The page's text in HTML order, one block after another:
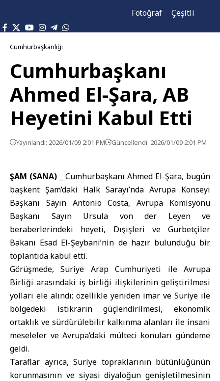
Fotoğraf
Çeşitli
Cumhurbaşkanlığı
Cumhurbaşkanı
Ahmed El-Şara, AB
Heyetini Kabul Etti
Yayınlandı: 2026/01/09 2:01 PM Güncellendi: 2026/01/09 2:01 PM
ŞAM (SANA) _
Cumhurbaşkanı Ahmed El-Şara, bugün
başkent Şam’daki Halk Sarayı’nda Avrupa Konseyi
Başkanı Sayın Antonio Costa, Avrupa Komisyonu
Başkanı Sayın Ursula von der Leyen ve
beraberlerindeki heyeti, Dışişleri ve Gurbetçiler
Bakanı Esad El-Şeybani’nin de hazır bulunduğu bir
toplantıda kabul etti.
Görüşmede, Suriye Arap Cumhuriyeti ile Avrupa
Birliği arasındaki iş birliği ilişkilerinin geliştirilmesi
yolları ele alındı; özellikle yeniden imar ve Suriye ile
bölgedeki istikrarın güçlendirilmesi, ekonomik
ortaklık ve sürdürülebilir kalkınma alanları ile insani
meseleler ve Avrupa’daki mülteci konuları gündeme
geldi.
Taraflar ayrıca, Suriye topraklarının bütünlüğünün
korunmasının ve siyasi diyaloğun genişletilmesinin